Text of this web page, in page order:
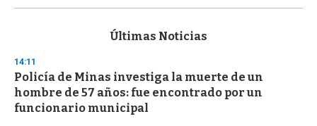
s
d
s
o
f
3
Últimas Noticias
14:11
Policía de Minas investiga la muerte de un
hombre de 57 años: fue encontrado por un
funcionario municipal